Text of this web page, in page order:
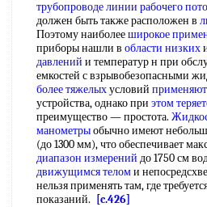
трубопроводе линии рабочего
должен быть также расположен в
Поэтому наиболееширокое
приборы нашли в области низких
давлений и температур н при
емкостей с взрывобезопасными
более тяжелыхусловий
устройства, однако при этом
преимущество — простота.
манометрыобычно имеют
(до 1300 мм), что обеспечивает
диапазон измерений до 1750 см
движущимся теломи
нельзя применять там, где
показаний.
[c.426]